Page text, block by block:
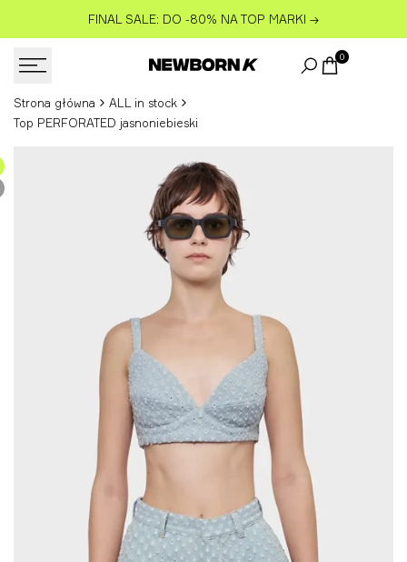
FINAL SALE: DO -80% NA TOP MARKI →
0
Strona główna
ALL in stock
Top PERFORATED jasnoniebieski